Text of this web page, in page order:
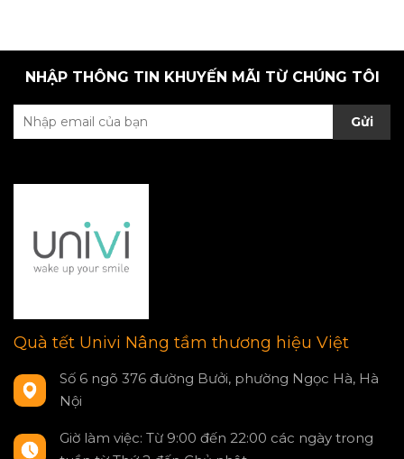
NHẬP THÔNG TIN KHUYẾN MÃI TỪ CHÚNG TÔI
Gửi
Quà tết Univi Nâng tầm thương hiệu Việt
Số 6 ngõ 376 đường Bưởi, phường Ngọc Hà, Hà
Nội
Giờ làm việc: Từ 9:00 đến 22:00 các ngày trong